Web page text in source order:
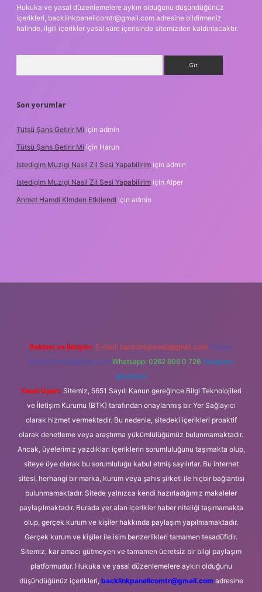
Hukuka ve yasal düzenlemelere aykırı olduğunu düşündüğünüz
içerikleri, backlinkpanelicomtr@gmail.com adresine bildirmeniz
halinde, ilgili içerikler yasal süre içerisinde sitemizden kaldırılacaktır.
Son yorumlar
Tütsü Şans Getirir Mi için admin
Tütsü Şans Getirir Mi için Harun
Istedigim Muzigi Nasil Zil Sesi Yapabilirim için admin
Istedigim Muzigi Nasil Zil Sesi Yapabilirim için Alper
Ahmet Hamdi Kimden Etkilendi için admin
Reklam ve İletişim: E-mail: backlinkpaneli@gmail.com Teams:
forumhizmeti@gmail.com Whatsapp: 0262 606 0 726 Telegram:
@karabul
Yasal Uyarı: Sitemiz, 5651 Sayılı Kanun gereğince Bilgi Teknolojileri
ve İletişim Kurumu (BTK) tarafından onaylanmış bir Yer Sağlayıcı
olarak hizmet vermektedir. Bu nedenle, sitedeki içerikleri proaktif
olarak denetleme veya araştırma yükümlülüğümüz bulunmamaktadır.
Ancak, üyelerimiz yazdıkları içeriklerin sorumluluğunu taşımakta olup,
siteye üye olarak bu sorumluluğu kabul etmiş sayılırlar. Bu internet
sitesi, herhangi bir marka, kurum veya şahıs şirketi ile hiçbir bağlantısı
bulunmamaktadır. Sitede yalnızca kendi hazırladığımız makaleler
paylaşılmaktadır. Burada yer alan içerikler haber niteliği taşımamakta
olup, gerçek kurum ve kişiler hakkında paylaşım yapılmamaktadır.
Gerçek kurum ve kişiler ile isim benzerlikleri tamamen tesadüfidir.
Sitemiz, kar amacı gütmeyen ve tamamen ücretsiz bir bilgi paylaşım
platformudur. Hukuka ve yasal düzenlemelere aykırı olduğunu
düşündüğünüz içerikleri, backlinkpanelicomtr@gmail.comadresine